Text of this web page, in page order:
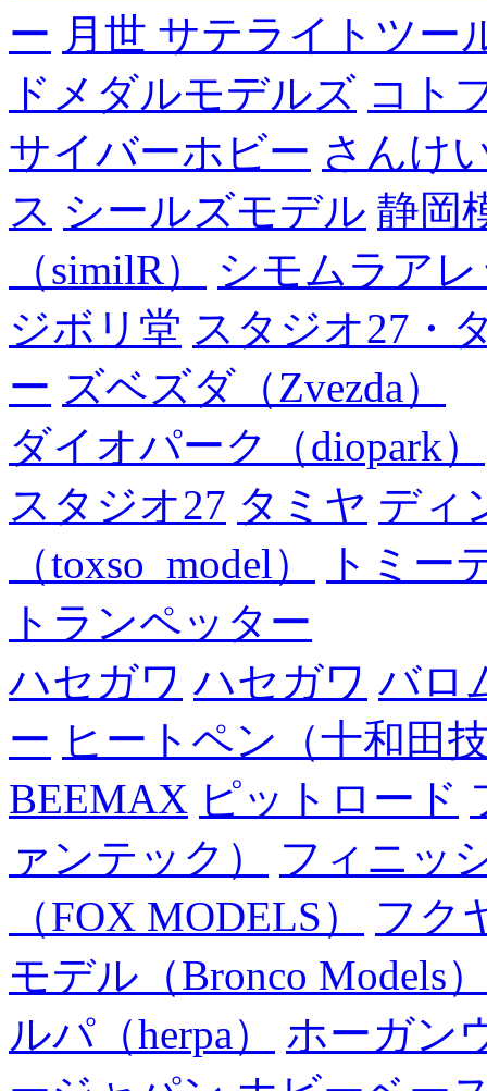
ー 月世 サテライトツー
ドメダルモデルズ コト
サイバーホビー さんけ
ス シールズモデル 静岡
（similR）
シモムラア
ジボリ堂 スタジオ27・
ー ズベズダ（Zvezda）
ダイオパーク（diopark）
スタジオ27 タミヤ ディ
（toxso_model）
トミー
トランペッター
ハセガワ ハセガワ バロ
ー ヒートペン（十和田
BEEMAX ピットロード
ァンテック）
フィニッ
（FOX MODELS）
フク
モデル（Bronco Models
ルパ（herpa）
ホーガン